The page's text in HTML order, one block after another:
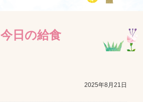
今日の給食
2025年8月21日